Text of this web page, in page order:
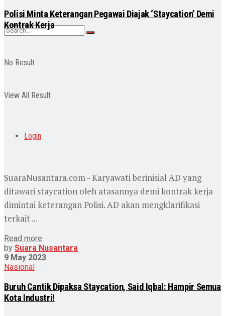
No Result
View All Result
Login
Polisi Minta Keterangan Pegawai Diajak ‘Staycation’ Demi
Kontrak Kerja
SuaraNusantara.com - Karyawati berinisial AD yang
ditawari staycation oleh atasannya demi kontrak kerja
dimintai keterangan Polisi. AD akan mengklarifikasi
terkait ...
Read more
by Suara Nusantara
9 May 2023
Nasional
Buruh Cantik Dipaksa Staycation, Said Iqbal: Hampir Semua
Kota Industri!